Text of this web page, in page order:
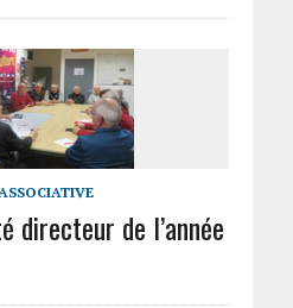
directeur de l’année